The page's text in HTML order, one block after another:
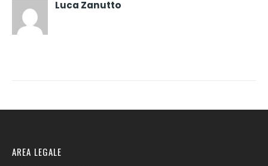
Luca Zanutto
AREA LEGALE